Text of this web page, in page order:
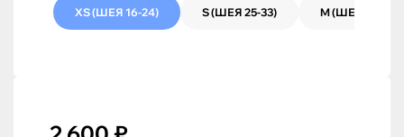
XS (ШЕЯ 16-24) S (ШЕЯ 25-33) M (ШЕЯ 34-38)